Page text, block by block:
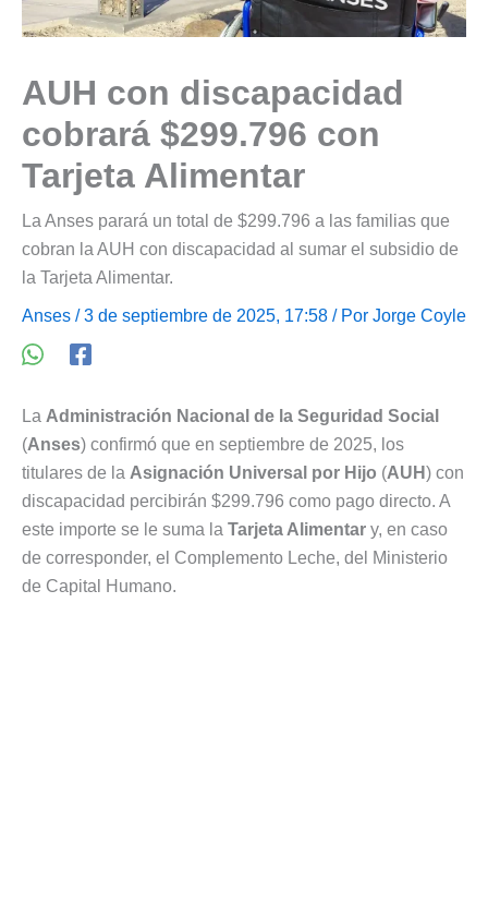
AUH con discapacidad
cobrará $299.796 con
Tarjeta Alimentar
La Anses parará un total de $299.796 a las familias que
cobran la AUH con discapacidad al sumar el subsidio de
la Tarjeta Alimentar.
Anses / 3 de septiembre de 2025, 17:58 / Por Jorge Coyle
La Administración Nacional de la Seguridad Social
(Anses) confirmó que en septiembre de 2025, los
titulares de la Asignación Universal por Hijo (AUH ) con
discapacidad percibirán $299.796 como pago directo. A
este importe se le suma la Tarjeta Alimentar y, en caso
de corresponder, el Complemento Leche, del Ministerio
de Capital Humano.